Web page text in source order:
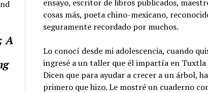
A
ensayo, escritor de libros publicados,
cosas más, poeta chino-mexicano,
seguramente recordado por muchos.
Lo conocí desde mi adolescencia, cuando
ingresé a un taller que él impartía en Tuxtla
Dicen que para ayudar a crecer a un árbol,
primero que hizo. Le mostré un cuaderno